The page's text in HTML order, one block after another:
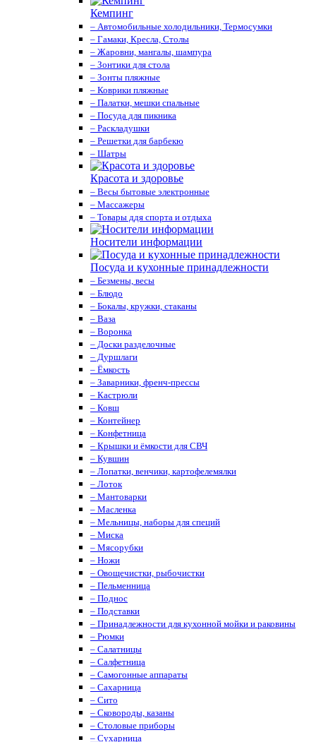
Кемпинг
– Автомобильные холодильники, Термосумки
– Гамаки, Кресла, Столы
– Жаровни, мангалы, шампура
– Зонтики для стола
– Зонты пляжные
– Коврики пляжные
– Палатки, мешки спальные
– Посуда для пикника
– Раскладушки
– Решетки для барбекю
– Шатры
Красота и здоровье
– Весы бытовые электронные
– Массажеры
– Товары ддя спорта и отдыха
Носители информации
Посуда и кухонные принадлежности
– Безмены, весы
– Блюдо
– Бокалы, кружки, стаканы
– Ваза
– Воронка
– Доски разделочные
– Дуршлаги
– Ёмкость
– Заварники, френч-прессы
– Кастрюли
– Ковш
– Контейнер
– Конфетница
– Крышки и ёмкости для СВЧ
– Кувшин
– Лопатки, венчики, картофелемялки
– Лоток
– Мантоварки
– Масленка
– Мельницы, наборы для специй
– Миска
– Мясорубки
– Ножи
– Овощечистки, рыбочистки
– Пельменница
– Поднос
– Подставки
– Принадлежности для кухонной мойки и раковины
– Рюмки
– Салатницы
– Салфетница
– Самогонные аппараты
– Сахарница
– Сито
– Сковороды, казаны
– Столовые приборы
– Сухарница